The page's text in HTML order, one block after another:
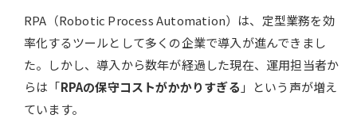
RPA（Robotic Process Automation）は、定型業務を効
率化するツールとして多くの企業で導入が進んできまし
た。しかし、導入から数年が経過した現在、運用担当者か
らは「RPAの保守コストがかかりすぎる 」という声が増え
ています。